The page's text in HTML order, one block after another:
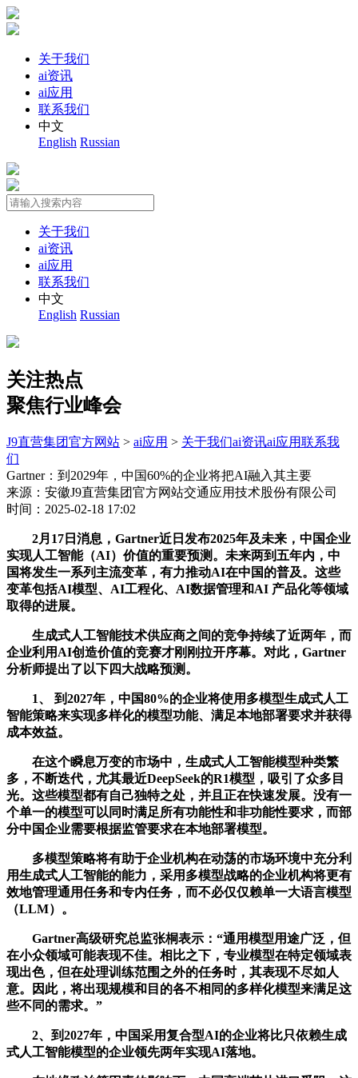
关于我们
ai资讯
ai应用
联系我们
中文
English Russian
关于我们
ai资讯
ai应用
联系我们
中文
English Russian
关注热点
聚焦行业峰会
J9直营集团官方网站 > ai应用 > 关于我们ai资讯ai应用联系我
们
Gartner：到2029年，中国60%的企业将把AI融入其主要
来源：安徽J9直营集团官方网站交通应用技术股份有限公司
时间：2025-02-18 17:02
2月17日消息，Gartner近日发布2025年及未来，中国企业
实现人工智能（AI）价值的重要预测。未来两到五年内，中
国将发生一系列主流变革，有力推动AI在中国的普及。这些
变革包括AI模型、AI工程化、AI数据管理和AI 产品化等领域
取得的进展。
生成式人工智能技术供应商之间的竞争持续了近两年，而
企业利用AI创造价值的竞赛才刚刚拉开序幕。对此，Gartner
分析师提出了以下四大战略预测。
1、 到2027年，中国80%的企业将使用多模型生成式人工
智能策略来实现多样化的模型功能、满足本地部署要求并获得
成本效益。
在这个瞬息万变的市场中，生成式人工智能模型种类繁
多，不断迭代，尤其最近DeepSeek的R1模型，吸引了众多目
光。这些模型都有自己独特之处，并且正在快速发展。没有一
个单一的模型可以同时满足所有功能性和非功能性要求，而部
分中国企业需要根据监管要求在本地部署模型。
多模型策略将有助于企业机构在动荡的市场环境中充分利
用生成式人工智能的能力，采用多模型战略的企业机构将更有
效地管理通用任务和专内任务，而不必仅仅赖单一大语言模型
（LLM）。
Gartner高级研究总监张桐表示：“通用模型用途广泛，但
在小众领域可能表现不佳。相比之下，专业模型在特定领域表
现出色，但在处理训练范围之外的任务时，其表现不尽如人
意。因此，将出现规模和目的各不相同的多样化模型来满足这
些不同的需求。”
2、到2027年，中国采用复合型AI的企业将比只依赖生成
式人工智能模型的企业领先两年实现AI落地。